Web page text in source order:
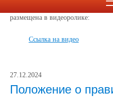
Более подробная информация по
размещена в видеоролике:
Ccылка на видео
27.12.2024
Положение о